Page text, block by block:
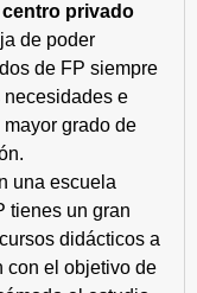
centro privado
de poder
de FP siempre
necesidades e
grado de
una escuela
tienes un gran
didácticos a
con el objetivo de